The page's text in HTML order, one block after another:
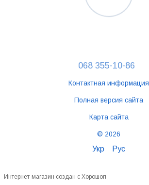
068 355-10-86
Контактная информация
Полная версия сайта
Карта сайта
© 2026
Укр Рус
Интернет-магазин создан с Хорошоп